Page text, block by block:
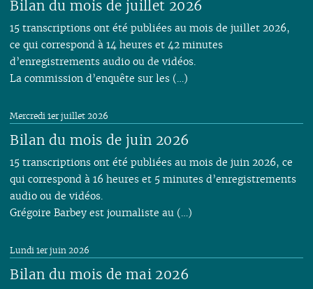
Bilan du mois de juillet 2026
15 transcriptions ont été publiées au mois de juillet 2026,
ce qui correspond à 14 heures et 42 minutes
d’enregistrements audio ou de vidéos.
La commission d’enquête sur les (…)
Bilan du mois de juin 2026
Mercredi 1er juillet 2026
15 transcriptions ont été publiées au mois de juin 2026, ce
qui correspond à 16 heures et 5 minutes d’enregistrements
audio ou de vidéos.
Grégoire Barbey est journaliste au (…)
Bilan du mois de mai 2026
Lundi 1er juin 2026